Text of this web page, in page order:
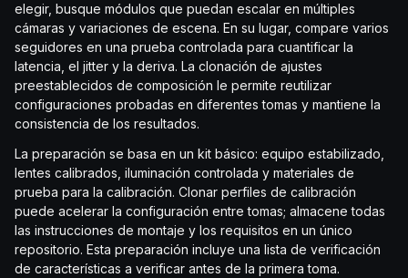
elegir, busque módulos que puedan escalar en múltiples
cámaras y variaciones de escena. En su lugar, compare varios
seguidores en una prueba controlada para cuantificar la
latencia, el jitter y la deriva. La clonación de ajustes
preestablecidos de composición le permite reutilizar
configuraciones probadas en diferentes tomas y mantiene la
consistencia de los resultados.
La preparación se basa en un kit básico: equipo estabilizado,
lentes calibrados, iluminación controlada y materiales de
prueba para la calibración. Clonar perfiles de calibración
puede acelerar la configuración entre tomas; almacene todas
las instrucciones de montaje y los requisitos en un único
repositorio. Esta preparación incluye una lista de verificación
de características a verificar antes de la primera toma.